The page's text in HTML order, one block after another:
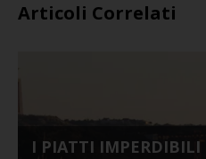
Articoli Correlati
I PIATTI IMPERDIBILI